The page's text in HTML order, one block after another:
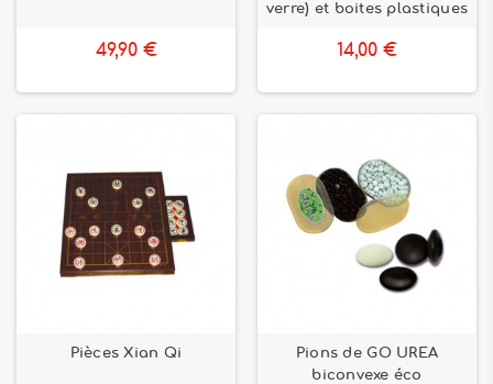
49,90 €
verre) et boites plastiques
14,00 €
Pièces Xian Qi
Pions de GO UREA
biconvexe éco